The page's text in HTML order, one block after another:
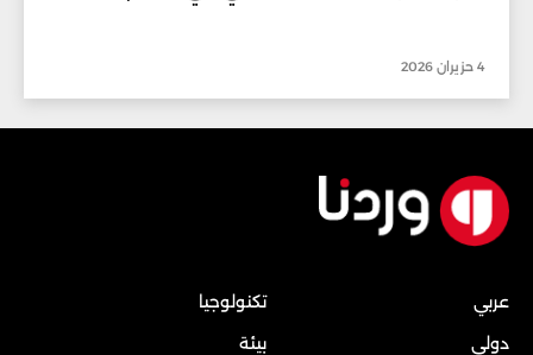
4 حزيران 2026
عربي
دولي
تكنولوجيا
بيئة